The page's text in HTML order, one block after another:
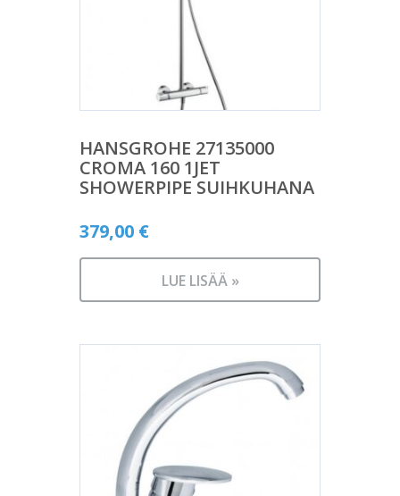
HANSGROHE 27135000
CROMA 160 1JET
SHOWERPIPE SUIHKUHANA
379,00 €
LUE LISÄÄ »